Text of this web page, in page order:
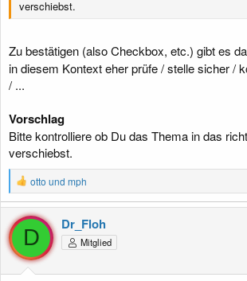
verschiebst.
Zu bestätigen (also Checkbox, etc.) gibt es
in diesem Kontext eher prüfe / stelle sicher /
/ ...
Vorschlag
Bitte kontrolliere ob Du das Thema in das
verschiebst.
R
e
a
k
t
i
o
n
otto und mph
D
Dr_Floh
Mitglied